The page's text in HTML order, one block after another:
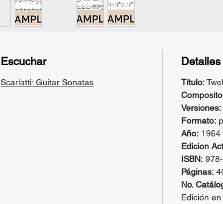
Escuchar
Scarlatti: Guitar Sonatas
Detalles
Título:
Versiones:
Formato:
Año: 1964
Edicion
ISBN:
Páginas:
No.
Edición